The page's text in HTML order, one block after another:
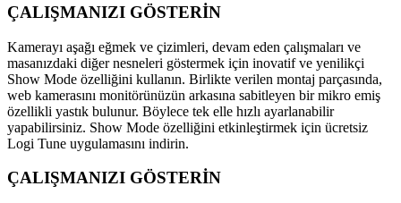
ÇALIŞMANIZI GÖSTERİN
Kamerayı aşağı eğmek ve çizimleri, devam eden çalışmaları ve
masanızdaki diğer nesneleri göstermek için inovatif ve yenilikçi
Show Mode özelliğini kullanın. Birlikte verilen montaj parçasında,
web kamerasını monitörünüzün arkasına sabitleyen bir mikro emiş
özellikli yastık bulunur. Böylece tek elle hızlı ayarlanabilir
yapabilirsiniz. Show Mode özelliğini etkinleştirmek için ücretsiz
Logi Tune uygulamasını indirin.
ÇALIŞMANIZI GÖSTERİN